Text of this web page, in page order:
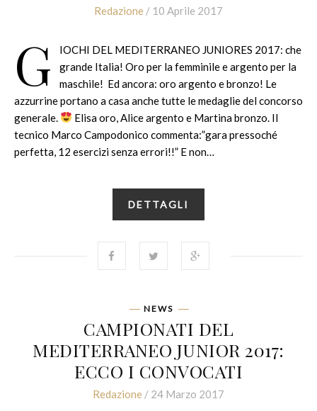
Redazione / 10 Aprile 2017
G
IOCHI DEL MEDITERRANEO JUNIORES 2017: che
grande Italia! Oro per la femminile e argento per la
maschile! Ed ancora: oro argento e bronzo! Le
azzurrine portano a casa anche tutte le medaglie del concorso
generale.
Elisa oro, Alice argento e Martina bronzo. Il
tecnico Marco Campodonico commenta:”gara pressoché
perfetta, 12 esercizi senza errori!!” E non…
DETTAGLI
NEWS
CAMPIONATI DEL
MEDITERRANEO JUNIOR 2017:
ECCO I CONVOCATI
Redazione / 24 Marzo 2017